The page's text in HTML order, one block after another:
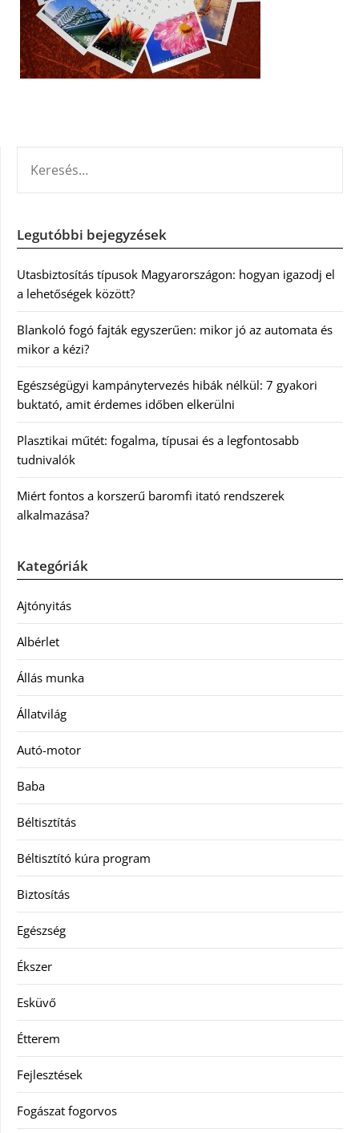
Legutóbbi bejegyzések
Utasbiztosítás típusok Magyarországon: hogyan igazodj el
a lehetőségek között?
Blankoló fogó fajták egyszerűen: mikor jó az automata és
mikor a kézi?
Egészségügyi kampánytervezés hibák nélkül: 7 gyakori
buktató, amit érdemes időben elkerülni
Plasztikai műtét: fogalma, típusai és a legfontosabb
tudnivalók
Miért fontos a korszerű baromfi itató rendszerek
alkalmazása?
Kategóriák
Ajtónyitás
Albérlet
Állás munka
Állatvilág
Autó-motor
Baba
Béltisztítás
Béltisztító kúra program
Biztosítás
Egészség
Ékszer
Esküvő
Étterem
Fejlesztések
Fogászat fogorvos